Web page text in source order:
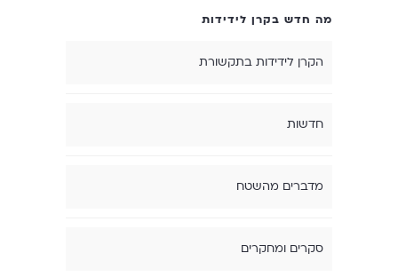
מה חדש בקרן לידידות
הקרן לידידות בתקשורת
חדשות
מדברים מהשטח
סקרים ומחקרים